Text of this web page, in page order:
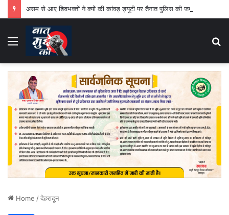
Menu
Home /देहरादून